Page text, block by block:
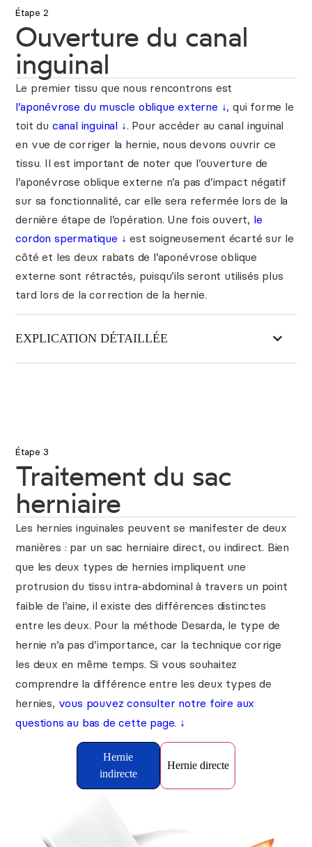
Étape 2
Ouverture du canal
inguinal
Le premier tissu que nous rencontrons est
l’aponévrose du muscle oblique externe ↓, qui forme le
toit du canal inguinal ↓. Pour accéder au canal inguinal
en vue de corriger la hernie, nous devons ouvrir ce
tissu. Il est important de noter que l’ouverture de
l’aponévrose oblique externe n’a pas d’impact négatif
sur sa fonctionnalité, car elle sera refermée lors de la
dernière étape de l’opération. Une fois ouvert, le
cordon spermatique ↓ est soigneusement écarté sur le
côté et les deux rabats de l’aponévrose oblique
externe sont rétractés, puisqu’ils seront utilisés plus
tard lors de la correction de la hernie.
EXPLICATION DÉTAILLÉE
Étape 3
Traitement du sac
herniaire
Les hernies inguinales peuvent se manifester de deux
manières : par un sac herniaire direct, ou indirect. Bien
que les deux types de hernies impliquent une
protrusion du tissu intra-abdominal à travers un point
faible de l’aine, il existe des différences distinctes
entre les deux. Pour la méthode Desarda, le type de
hernie n’a pas d’importance, car la technique corrige
les deux en même temps. Si vous souhaitez
comprendre la différence entre les deux types de
hernies, vous pouvez consulter notre foire aux
questions au bas de cette page. ↓
Hernie
indirecte
Hernie directe